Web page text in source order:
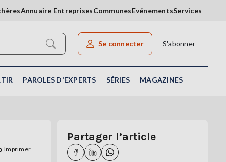
Annuaire EntreprisesCommunesEvénementsServices
Rechercher un article
Se connecter S'abonner
PAROLES D'EXPERTS SÉRIES MAGAZINES
Imprimer
Partager l’article